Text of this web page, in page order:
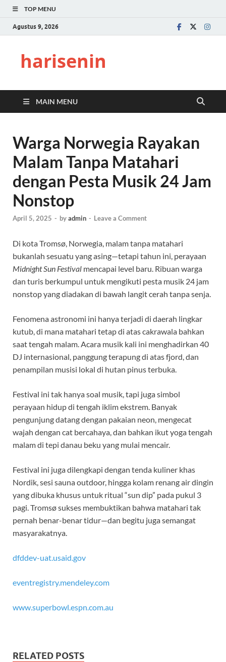
TOP MENU
Agustus 9, 2026
harisenin
MAIN MENU
Warga Norwegia Rayakan
Malam Tanpa Matahari
dengan Pesta Musik 24 Jam
Nonstop
April 5, 2025 - byadmin - Leave a Comment
Di kota Tromsø, Norwegia, malam tanpa matahari
bukanlah sesuatu yang asing—tetapi tahun ini, perayaan
Midnight Sun Festival mencapai level baru. Ribuan warga
dan turis berkumpul untuk mengikuti pesta musik 24 jam
nonstop yang diadakan di bawah langit cerah tanpa senja.
Fenomena astronomi ini hanya terjadi di daerah lingkar
kutub, di mana matahari tetap di atas cakrawala bahkan
saat tengah malam. Acara musik kali ini menghadirkan 40
DJ internasional, panggung terapung di atas fjord, dan
penampilan musisi lokal di hutan pinus terbuka.
Festival ini tak hanya soal musik, tapi juga simbol
perayaan hidup di tengah iklim ekstrem. Banyak
pengunjung datang dengan pakaian neon, mengecat
wajah dengan cat bercahaya, dan bahkan ikut yoga tengah
malam di tepi danau beku yang mulai mencair.
Festival ini juga dilengkapi dengan tenda kuliner khas
Nordik, sesi sauna outdoor, hingga kolam renang air dingin
yang dibuka khusus untuk ritual “sun dip” pada pukul 3
pagi. Tromsø sukses membuktikan bahwa matahari tak
pernah benar-benar tidur—dan begitu juga semangat
masyarakatnya.
dfddev-uat.usaid.gov
eventregistry.mendeley.com
www.superbowl.espn.com.au
RELATED POSTS